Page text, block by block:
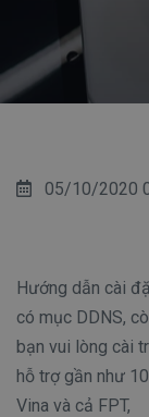
05/10/2020
Hướng dẫn cài
có mục DDNS,
bạn vui lòng cài
hỗ trợ gần như
Vina và cả FPT,